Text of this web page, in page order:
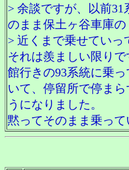
> 余談ですが、以前
のまま保土ヶ谷車庫の
> 近くまで乗せてい
それは羨ましい限り
館行きの93系統に乗っ
いて、停留所で停ま
うになりました。
黙ってそのまま乗っ